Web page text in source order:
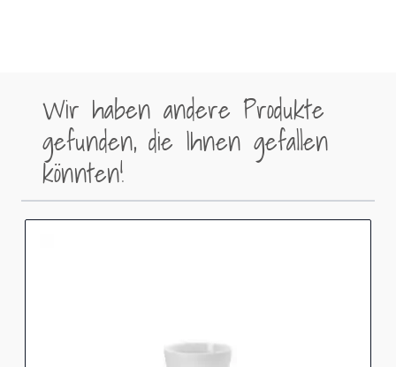
Wir haben andere Produkte
gefunden, die Ihnen gefallen
könnten!